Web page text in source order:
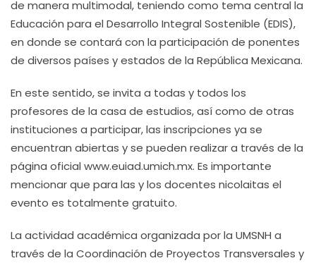
de manera multimodal, teniendo como tema central la
Educación para el Desarrollo Integral Sostenible (EDIS),
en donde se contará con la participación de ponentes
de diversos países y estados de la República Mexicana.
En este sentido, se invita a todas y todos los
profesores de la casa de estudios, así como de otras
instituciones a participar, las inscripciones ya se
encuentran abiertas y se pueden realizar a través de la
página oficial www.euiad.umich.mx. Es importante
mencionar que para las y los docentes nicolaitas el
evento es totalmente gratuito.
La actividad académica organizada por la UMSNH a
través de la Coordinación de Proyectos Transversales y